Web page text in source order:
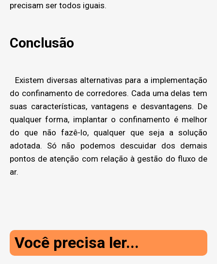
precisam ser todos iguais.
Conclusão
Existem diversas alternativas para a implementação
do confinamento de corredores. Cada uma delas tem
suas características, vantagens e desvantagens. De
qualquer forma, implantar o confinamento é melhor
do que não fazê-lo, qualquer que seja a solução
adotada. Só não podemos descuidar dos demais
pontos de atenção com relação à gestão do fluxo de
ar.
Você precisa ler...